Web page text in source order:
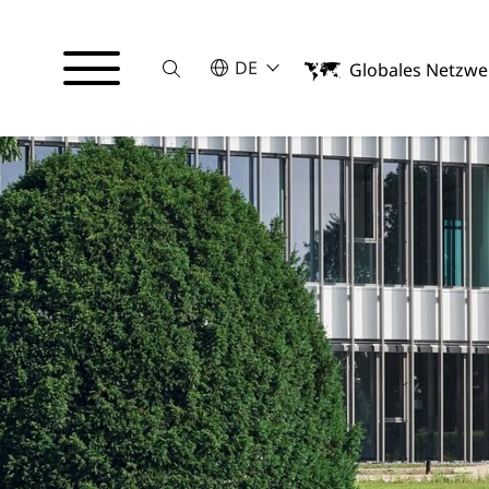
SucheBITTE WÄHLEN SIE EINE SPRACHE
DE
English
Globales